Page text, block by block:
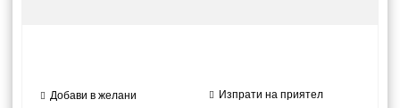
Добави в желани
Изпрати на приятел